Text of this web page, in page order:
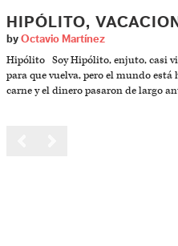
HIPÓLITO,
by Octavio Martínez
Hipólito Soy Hipólito, enjuto, casi
para que vuelva, pero el mundo
carne y el dinero pasaron de largo